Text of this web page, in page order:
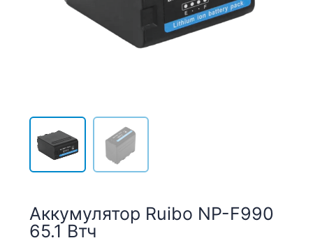
Аккумулятор Ruibo NP-F990
65.1 Втч